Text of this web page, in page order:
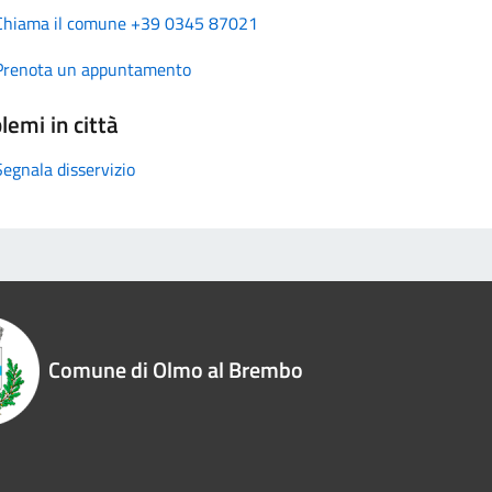
il comune +39 0345 87021
un appuntamento
in città
disservizio
Comune di Olmo al Brembo